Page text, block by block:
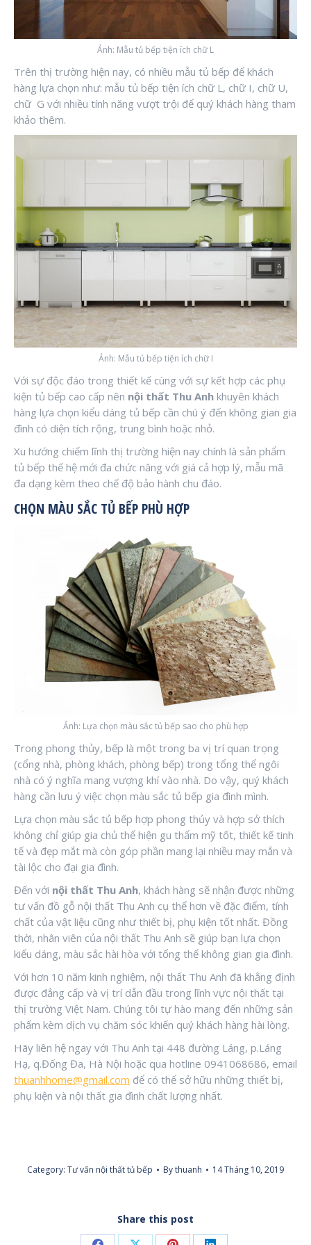
Ảnh: Mẫu tủ bếp tiện ích chữ L
Trên thị trường hiện nay, có nhiều mẫu tủ bếp để khách
hàng lựa chọn như: mẫu tủ bếp tiện ích chữ L, chữ I, chữ U,
chữ G với nhiều tính năng vượt trội để quý khách hàng tham
khảo thêm.
Ảnh: Mẫu tủ bếp tiện ích chữ I
Với sự độc đáo trong thiết kế cùng với sự kết hợp các phụ
kiện tủ bếp cao cấp nên nội thất Thu Anh khuyên khách
hàng lựa chọn kiểu dáng tủ bếp cần chú ý đến không gian gia
đình có diện tích rộng, trung bình hoặc nhỏ.
Xu hướng chiếm lĩnh thị trường hiện nay chính là sản phẩm
tủ bếp thế hệ mới đa chức năng với giá cả hợp lý, mẫu mã
đa dạng kèm theo chế độ bảo hành chu đáo.
CHỌN MÀU SẮC TỦ BẾP PHÙ HỢP
Ảnh: Lựa chọn màu sắc tủ bếp sao cho phù hợp
Trong phong thủy, bếp là một trong ba vị trí quan trọng
(cổng nhà, phòng khách, phòng bếp) trong tổng thể ngôi
nhà có ý nghĩa mang vượng khí vào nhà. Do vậy, quý khách
hàng cần lưu ý việc chọn màu sắc tủ bếp gia đình mình.
Lựa chọn màu sắc tủ bếp hợp phong thủy và hợp sở thích
không chỉ giúp gia chủ thể hiện gu thẩm mỹ tốt, thiết kế tinh
tế và đẹp mắt mà còn góp phần mang lại nhiều may mắn và
tài lộc cho đại gia đình.
Đến với nội thất Thu Anh, khách hàng sẽ nhận được những
tư vấn đồ gỗ nội thất Thu Anh cụ thể hơn về đặc điểm, tính
chất của vật liệu cũng như thiết bị, phụ kiện tốt nhất. Đồng
thời, nhân viên của nội thất Thu Anh sẽ giúp bạn lựa chọn
kiểu dáng, màu sắc hài hòa với tổng thể không gian gia đình.
Với hơn 10 năm kinh nghiệm, nội thất Thu Anh đã khẳng định
được đẳng cấp và vị trí dẫn đầu trong lĩnh vực nội thất tại
thị trường Việt Nam. Chúng tôi tự hào mang đến những sản
phẩm kèm dịch vụ chăm sóc khiến quý khách hàng hài lòng.
Hãy liên hệ ngay với Thu Anh tại 448 đường Láng, p.Láng
Hạ, q.Đống Đa, Hà Nội hoặc qua hotline 0941068686, email
thuanhhome@gmail.com để có thể sở hữu những thiết bị,
phụ kiện và nội thất gia đình chất lượng nhất.
Category: Tư vấn nội thất tủ bếp Bythuanh 14 Tháng 10, 2019
Share this post